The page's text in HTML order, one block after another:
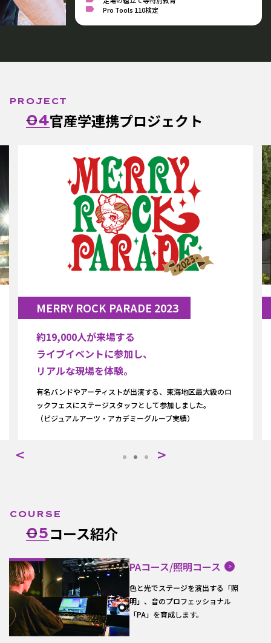
Pro Tools 110検定
PROJECT
04官産学連携プロジェクト
MERRY ROCK PARADE 2023
約19,000人が来場する
ライブイベントに参加し、
リアルな現場を体験。
有名バンドやアーティストが出演する、東海地区最大級のロ
ックフェスにステージスタッフとして参加しました。
（ビジュアルアーツ・アカデミーグループ実績）
COURSE
05コース紹介
PAコース/照明コース
色と光でステージを演出する「照
明」、音のプロフェッショナル
「PA」を育成します。